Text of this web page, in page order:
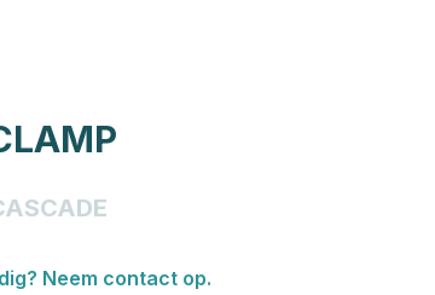
Neem contact op.